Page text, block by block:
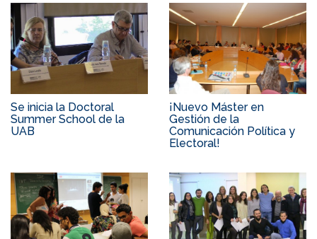
Se inicia la Doctoral
Summer School de la
UAB
¡Nuevo Máster en
Gestión de la
Comunicación Política y
Electoral!